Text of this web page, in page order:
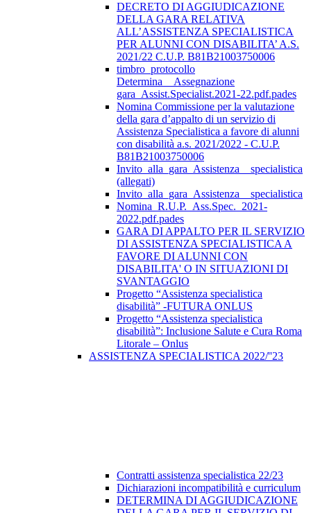
DECRETO DI AGGIUDICAZIONE
DELLA GARA RELATIVA
ALL’ASSISTENZA SPECIALISTICA
PER ALUNNI CON DISABILITA’ A.S.
2021/22 C.U.P. B81B21003750006
timbro_protocollo
Determina__Assegnazione
gara_Assist.Specialist.2021-22.pdf.pades
Nomina Commissione per la valutazione
della gara d’appalto di un servizio di
Assistenza Specialistica a favore di alunni
con disabilità a.s. 2021/2022 - C.U.P.
B81B21003750006
Invito_alla_gara_Assistenza__specialistica
(allegati)
Invito_alla_gara_Assistenza__specialistica
Nomina_R.U.P._Ass.Spec._2021-
2022.pdf.pades
GARA DI APPALTO PER IL SERVIZIO
DI ASSISTENZA SPECIALISTICA A
FAVORE DI ALUNNI CON
DISABILITA' O IN SITUAZIONI DI
SVANTAGGIO
Progetto “Assistenza specialistica
disabilità” -FUTURA ONLUS
Progetto “Assistenza specialistica
disabilità”: Inclusione Salute e Cura Roma
Litorale – Onlus
ASSISTENZA SPECIALISTICA 2022/''23
Contratti assistenza specialistica 22/23
Dichiarazioni incompatibilità e curriculum
DETERMINA DI AGGIUDICAZIONE